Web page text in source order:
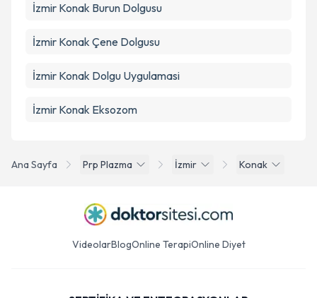
Ana Sayfa Prp Plazma İzmir Konak
İzmir Konak Burun Dolgusu
İzmir Konak Çene Dolgusu
İzmir Konak Dolgu Uygulamasi
İzmir Konak Eksozom
VideolarBlogOnline TerapiOnline Diyet